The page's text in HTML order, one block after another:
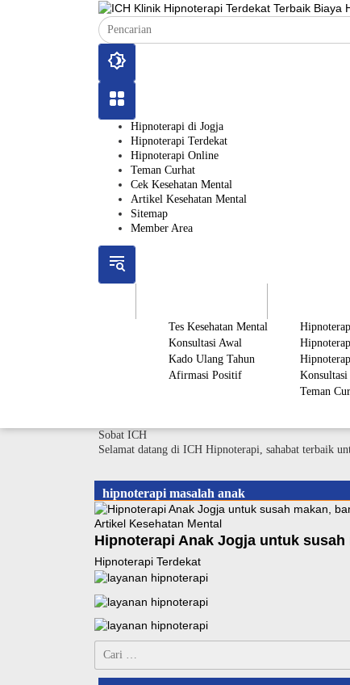
Hipnoterapi di Jogja
Hipnoterapi Terdekat
Hipnoterapi Online
Teman Curhat
Cek Kesehatan Mental
Artikel Kesehatan Mental
Sitemap
Member Area
Tes Kesehatan Mental
Konsultasi Awal
Kado Ulang Tahun
Afirmasi Positif
Teman
Sobat ICH
Selamat datang di ICH Hipnoterapi, sahabat terbaik
hipnoterapi masalah anak
Artikel Kesehatan Mental
Hipnoterapi Anak Jogja untuk
Hipnoterapi Terdekat
untuk: